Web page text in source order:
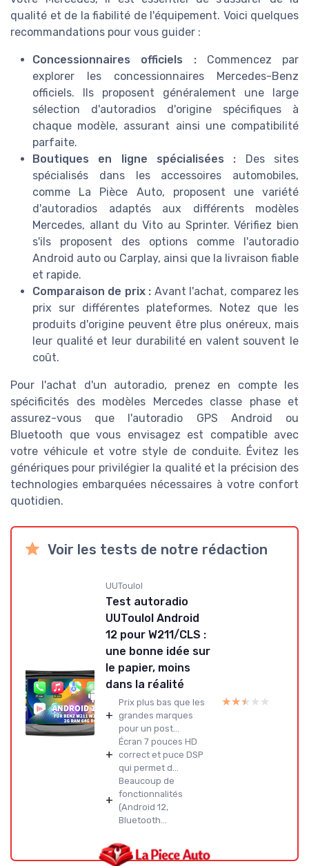
qualité et de la fiabilité de l'équipement. Voici quelques
recommandations pour vous guider :
Concessionnaires officiels :Commencez par
explorer les concessionnaires Mercedes-Benz
officiels. Ils proposent généralement une large
sélection d'autoradios d'origine spécifiques à
chaque modèle, assurant ainsi une compatibilité
parfaite.
Boutiques en ligne spécialisées : Des sites
spécialisés dans les accessoires automobiles,
comme La Pièce Auto, proposent une variété
d'autoradios adaptés aux différents modèles
Mercedes, allant du Vito au Sprinter. Vérifiez bien
s'ils proposent des options comme l'autoradio
Android auto ou Carplay, ainsi que la livraison fiable
et rapide.
Comparaison de prix : Avant l'achat, comparez les
prix sur différentes plateformes. Notez que les
produits d'origine peuvent être plus onéreux, mais
leur qualité et leur durabilité en valent souvent le
coût.
Pour l'achat d'un autoradio, prenez en compte les
spécificités des modèles Mercedes classe phase et
assurez-vous que l'autoradio GPS Android ou
Bluetooth que vous envisagez est compatible avec
votre véhicule et votre style de conduite. Évitez les
génériques pour privilégier la qualité et la précision des
technologies embarquées nécessaires à votre confort
quotidien.
Voir les tests de notre rédaction
UUTouIoI
Test autoradio
UUTouIoI Android
12 pour W211/CLS :
une bonne idée sur
le papier, moins
dans la réalité
+
Prix plus bas que les
grandes marques
pour un post...
+
Écran 7 pouces HD
correct et puce DSP
qui permet d...
+
Beaucoup de
fonctionnalités
(Android 12,
Bluetooth...
★★★★★
★★★★★